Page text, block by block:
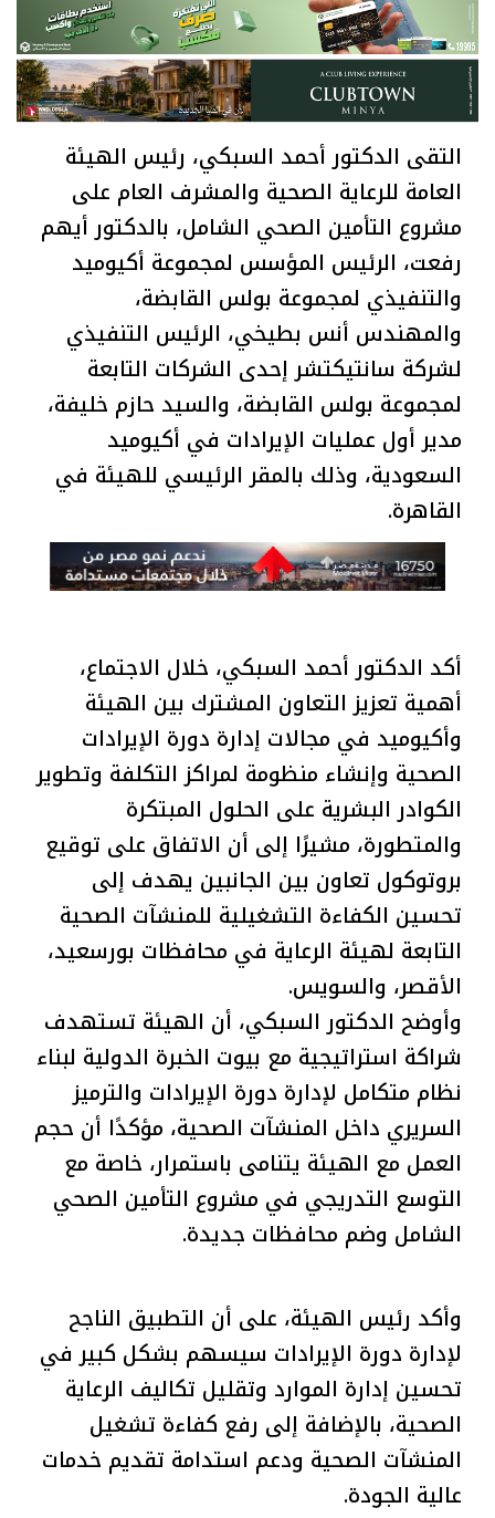
التقى الدكتور أحمد السبكي، رئيس الهيئة
العامة للرعاية الصحية والمشرف العام على
مشروع التأمين الصحي الشامل، بالدكتور أيهم
رفعت، الرئيس المؤسس لمجموعة أكيوميد
والتنفيذي لمجموعة بولس القابضة،
والمهندس أنس بطيخي، الرئيس التنفيذي
لشركة سانتيكتشر إحدى الشركات التابعة
لمجموعة بولس القابضة، والسيد حازم خليفة،
مدير أول عمليات الإيرادات في أكيوميد
السعودية، وذلك بالمقر الرئيسي للهيئة في
القاهرة.
أكد الدكتور أحمد السبكي، خلال الاجتماع،
أهمية تعزيز التعاون المشترك بين الهيئة
وأكيوميد في مجالات إدارة دورة الإيرادات
الصحية وإنشاء منظومة لمراكز التكلفة وتطوير
الكوادر البشرية على الحلول المبتكرة
والمتطورة، مشيرًا إلى أن الاتفاق على توقيع
بروتوكول تعاون بين الجانبين يهدف إلى
تحسين الكفاءة التشغيلية للمنشآت الصحية
التابعة لهيئة الرعاية في محافظات بورسعيد،
الأقصر، والسويس.
وأوضح الدكتور السبكي، أن الهيئة تستهدف
شراكة استراتيجية مع بيوت الخبرة الدولية لبناء
نظام متكامل لإدارة دورة الإيرادات والترميز
السريري داخل المنشآت الصحية، مؤكدًا أن حجم
العمل مع الهيئة يتنامى باستمرار، خاصة مع
التوسع التدريجي في مشروع التأمين الصحي
الشامل وضم محافظات جديدة.
وأكد رئيس الهيئة، على أن التطبيق الناجح
لإدارة دورة الإيرادات سيسهم بشكل كبير في
تحسين إدارة الموارد وتقليل تكاليف الرعاية
الصحية، بالإضافة إلى رفع كفاءة تشغيل
المنشآت الصحية ودعم استدامة تقديم خدمات
عالية الجودة.